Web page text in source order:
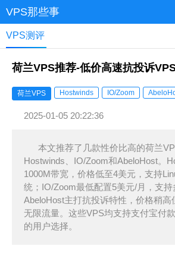
VPS那些事
VPS测评
荷兰VPS推荐-低价高速抗投诉
荷兰VPS Hostwinds IO/Zoom
2025-01-05 20:22:36
本文推荐了几款性价比高的荷兰
Hostwinds、IO/Zoom和AbeloHost。
1000M带宽，价格低至4美元，支持
统；IO/Zoom最低配置5美元/月，支持
AbeloHost主打抗投诉特性，价格稍高
无限流量。这些VPS均支持支付宝付
的用户选择。